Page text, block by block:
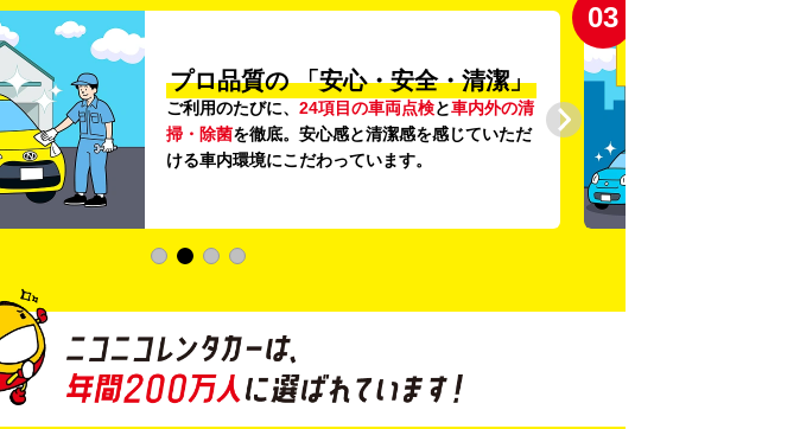
プロ品質の 「安心・安全・清潔」
ご利用のたびに、 24項目の車両点検と車内外の清
掃・除菌を徹底。安心感と清潔感を感じていただ
ける車内環境にこだわっています。
03